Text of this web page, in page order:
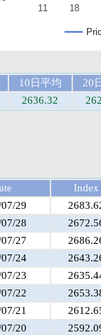
11 18
10日平均
20
2636.32
Index
29
28
27
24
23
22
21
20